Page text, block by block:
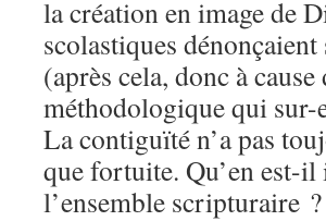
la création en image de
scolastiques
(après cela, donc à
méthodologique qui sur-
La contiguïté n’a pas
que fortuite. Qu’en est-
l’ensemble scripturaire ?